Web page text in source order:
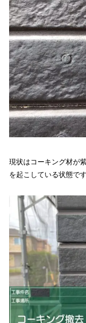
現状はコーキング材が
を起こしている状態です